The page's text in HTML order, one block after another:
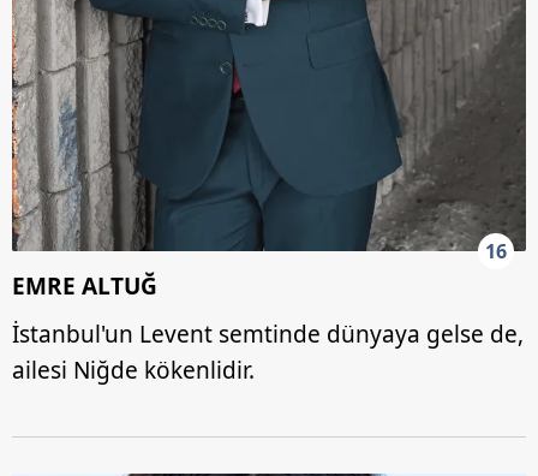
16
EMRE ALTUĞ
İstanbul'un Levent semtinde dünyaya gelse de,
ailesi Niğde kökenlidir.